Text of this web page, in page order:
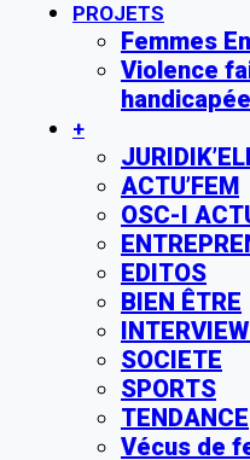
PROJETS
Femmes
Violence
+
ACTU’FEM
OSC-I
EDITOS
BIEN ÊTRE
SOCIETE
SPORTS
TENDANCE
Vécus de